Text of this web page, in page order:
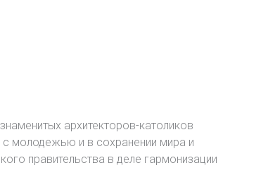
архитекторов-католиков
с молодежью и в сохранении мира и
правительства в деле гармонизации